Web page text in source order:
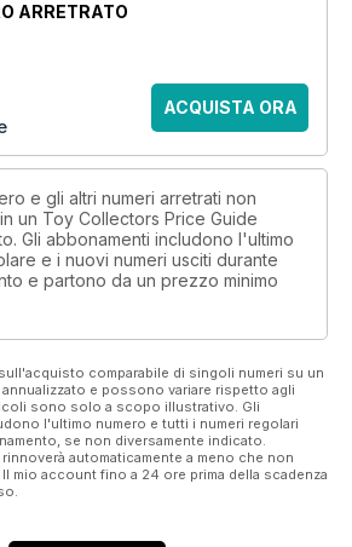
ARRETRATO
ACQUISTA ORA
e gli altri numeri arretrati non
un Toy Collectors Price Guide
Gli abbonamenti includono l'ultimo
e i nuovi numeri usciti durante
e partono da un prezzo minimo
comparabile di singoli numeri su un
e possono variare rispetto agli
sono solo a scopo illustrativo. Gli
l'ultimo numero e tutti i numeri regolari
se non diversamente indicato.
automaticamente a meno che non
mio account fino a 24 ore prima della scadenza